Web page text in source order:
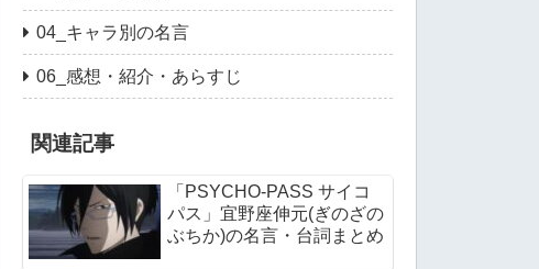
04_キャラ別の名言
06_感想・紹介・あらすじ
関連記事
「PSYCHO-PASS サイコ
パス」宜野座伸元(ぎのざの
ぶちか)の名言・台詞まとめ